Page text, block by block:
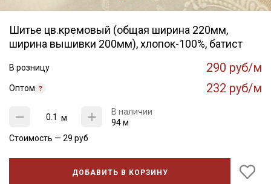
Шитье цв.кремовый (общая ширина 220мм,
ширина вышивки 200мм), хлопок-100%, батист
В розницу 290 руб/м
Оптом 232 руб/м
м
В наличии
94 м
Стоимость — 29 руб
ДОБАВИТЬ В КОРЗИНУ